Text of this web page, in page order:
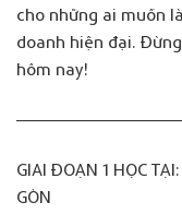
cho những ai muốn
doanh hiện đại.
hôm nay!
GIAI ĐOẠN 1 HỌC
GÒN